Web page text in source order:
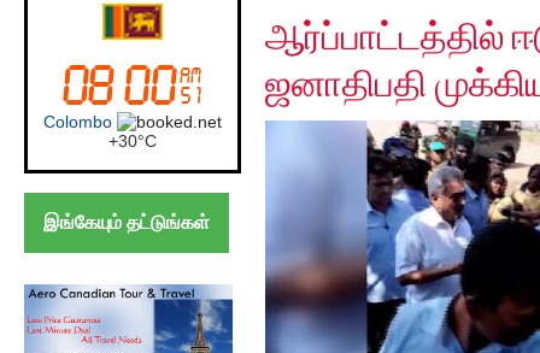
Colombo
+30°C
இங்கேயும் தட்டுங்கள்
ஆர்ப்பாட்டத்தில்
ஜனாதிபதி